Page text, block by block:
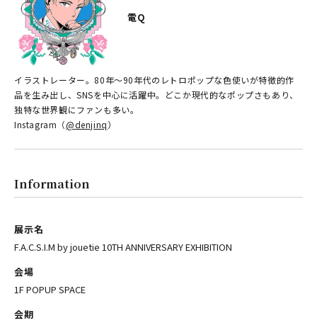
電Q
イラストレーター。80年～90年代のレトロポップな色使いが特徴的作
品を生み出し、SNSを中心に活躍中。どこか現代的なポップさもあり、
独特な世界観にファンも多い。
Instagram（@denjinq）
Information
展示名
F.A.C.S.I.M by jouetie 10TH ANNIVERSARY EXHIBITION
会場
1F POPUP SPACE
会期